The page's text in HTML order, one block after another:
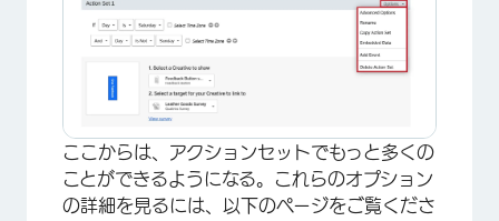
ここからは、アクションセットでもっと多くの
ことができるようになる。これらのオプション
の詳細を見るには、以下のページをご覧くださ